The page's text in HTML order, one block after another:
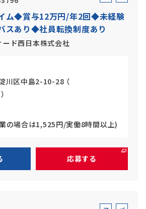
バ
イ
ト
ム◆賞与12万円/年2回◆未経験
スあり◆社員転換制度あり
ード西日本株式会社
川区中島2-10-28 （
）
の場合は1,525円/実働8時間以上)
応募する